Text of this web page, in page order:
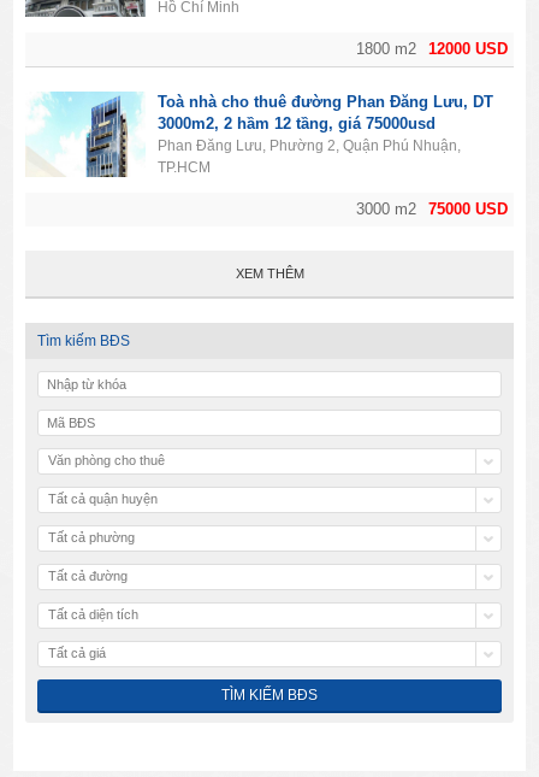
12000 USD
1800 m2
Hồ Chí Minh
75000 USD
3000 m2
Toà nhà cho thuê đường Phan Đăng Lưu, DT
3000m2, 2 hầm 12 tầng, giá 75000usd
Phan Đăng Lưu, Phường 2, Quận Phú Nhuận,
TP.HCM
XEM THÊM
Tìm kiếm BĐS
Văn phòng cho thuê
Tất cả quận huyện
Tất cả phường
Tất cả đường
Tất cả diện tích
Tất cả giá